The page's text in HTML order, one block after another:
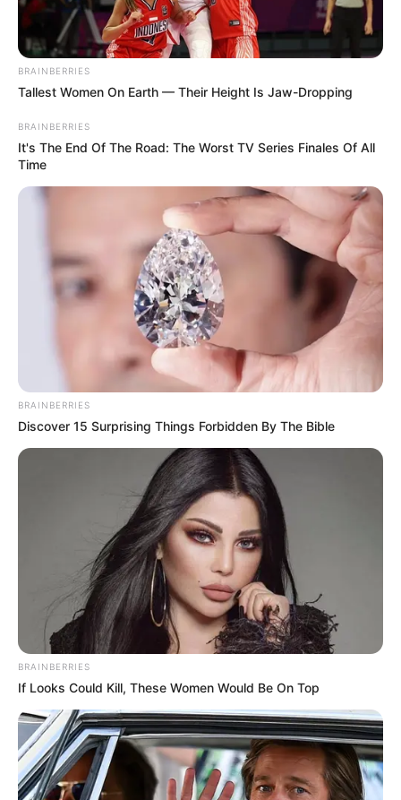
BRAINBERRIES
Tallest Women On Earth — Their Height Is Jaw-Dropping
BRAINBERRIES
It's The End Of The Road: The Worst TV Series Finales Of All
Time
BRAINBERRIES
Discover 15 Surprising Things Forbidden By The Bible
BRAINBERRIES
If Looks Could Kill, These Women Would Be On Top